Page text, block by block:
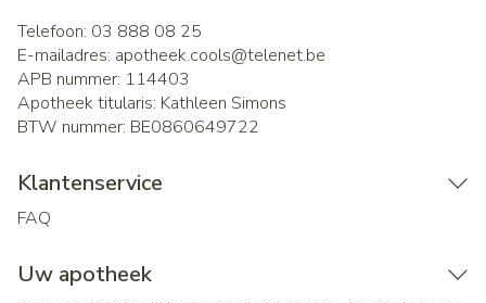
Telefoon: 03 888 08 25
E-mailadres: apotheek.cools@telenet.be
APB nummer: 114403
Apotheek titularis: Kathleen Simons
BTW nummer: BE0860649722
Klantenservice
FAQ
Uw apotheek